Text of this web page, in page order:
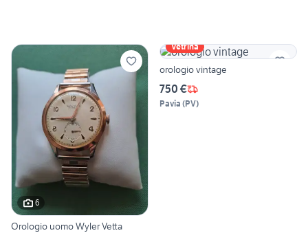
6
Orologio uomo Wyler Vetta
Vetrina
orologio vintage
750 €
Pavia (PV)